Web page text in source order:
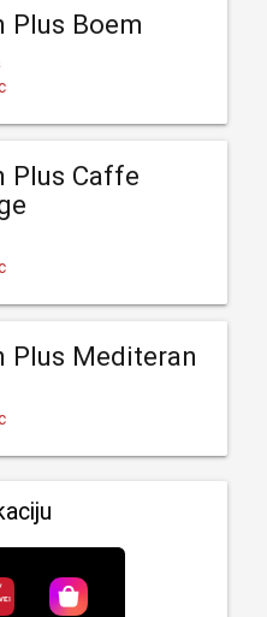
Plus Boem
Plus Caffe
Plus Mediteran